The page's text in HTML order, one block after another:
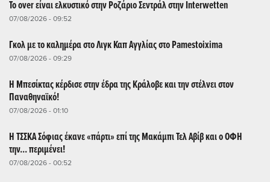
Το over είναι ελκυστικό στην Ροζάριο Σεντράλ στην Interwetten
07/08/2026 - 09:52
Γκολ με το καλημέρα στο Λιγκ Καπ Αγγλίας στο Pamestoixima
07/08/2026 - 09:29
Η Μπεσίκτας κέρδισε στην έδρα της Κράλοβε και την στέλνει στον
Παναθηναϊκό!
07/08/2026 - 01:10
Η ΤΣΣΚΑ Σόφιας έκανε «πάρτι» επί της Μακάμπι Τελ Αβίβ και ο ΟΦΗ
την... περιμένει!
07/08/2026 - 00:52